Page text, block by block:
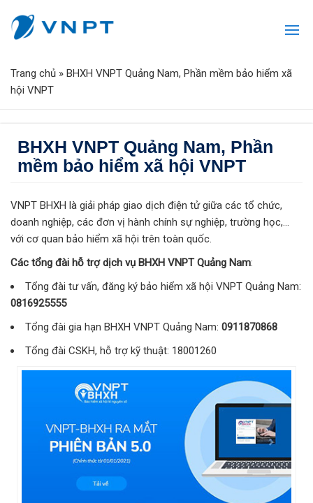
Trang chủ » BHXH VNPT Quảng Nam, Phần mềm bảo hiểm xã
hội VNPT
BHXH VNPT Quảng Nam, Phần
mềm bảo hiểm xã hội VNPT
VNPT BHXH là giải pháp giao dịch điện tử giữa các tổ chức,
doanh nghiệp, các đơn vị hành chính sự nghiệp, trường học,…
với cơ quan bảo hiểm xã hội trên toàn quốc.
Các tổng đài hỗ trợ dịch vụ BHXH VNPT Quảng Nam:
Tổng đài tư vấn, đăng ký bảo hiểm xã hội VNPT Quảng Nam:
0816925555
Tổng đài gia hạn BHXH VNPT Quảng Nam: 0911870868
Tổng đài CSKH, hỗ trợ kỹ thuật: 18001260